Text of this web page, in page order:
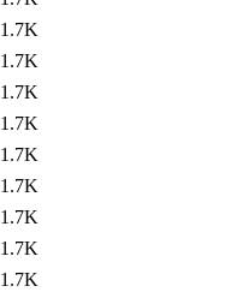
1.7K
1.7K
1.7K
1.7K
1.7K
1.7K
1.7K
1.7K
1.7K